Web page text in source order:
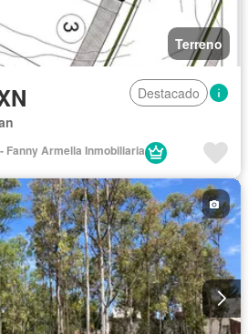
Terreno
Destacado
Fanny Armella Inmobiliaria